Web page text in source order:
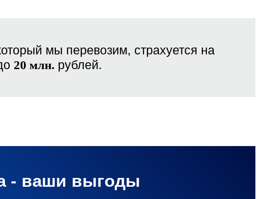
мы перевозим, страхуется на
20 млн. рублей.
- ваши выгоды